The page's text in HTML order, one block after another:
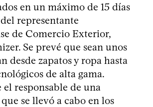
en un máximo de 15 días
representante
de Comercio Exterior,
Se prevé que sean unos
desde zapatos y ropa hasta
de alta gama.
responsable de una
se llevó a cabo en los